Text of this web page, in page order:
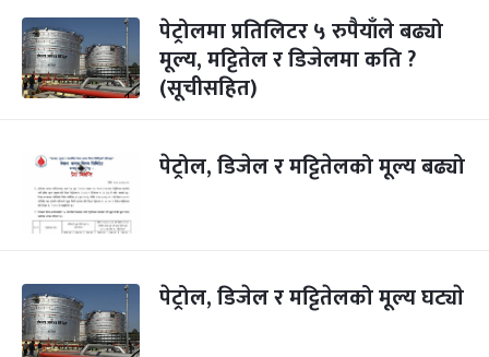
पेट्रोलमा प्रतिलिटर ५ रुपैयाँले बढ्यो
मूल्य, मट्टितेल र डिजेलमा कति ?
(सूचीसहित)
पेट्रोल, डिजेल र मट्टितेलको मूल्य बढ्यो
पेट्रोल, डिजेल र मट्टितेलको मूल्य घट्याे